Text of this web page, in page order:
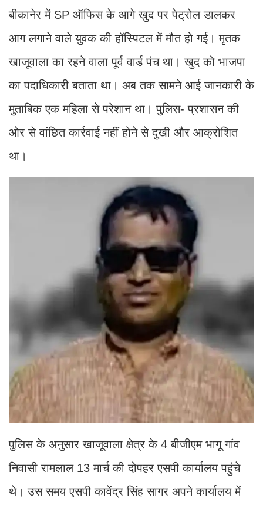
बीकानेर में SP ऑफिस के आगे खुद पर पेट्रोल डालकर
आग लगाने वाले युवक की हॉस्पिटल में मौत हो गई। मृतक
खाजूवाला का रहने वाला पूर्व वार्ड पंच था। खुद को भाजपा
का पदाधिकारी बताता था। अब तक सामने आई जानकारी के
मुताबिक एक महिला से परेशान था। पुलिस- प्रशासन की
ओर से वांछित कार्रवाई नहीं होने से दुखी और आक्रोशित
था।
पुलिस के अनुसार खाजूवाला क्षेत्र के 4 बीजीएम भागू गांव
निवासी रामलाल 13 मार्च की दोपहर एसपी कार्यालय पहुंचे
थे। उस समय एसपी कावेंद्र सिंह सागर अपने कार्यालय में